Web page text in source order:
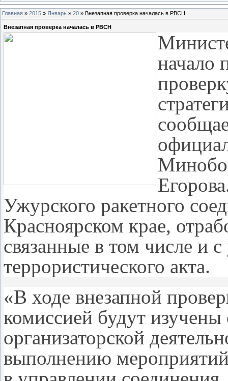
Главная » 2015 » Январь » 20 » Внезапная проверка началась в РВСН
Внезапная проверка началась в РВСН
начало
Ужурского ракетного
Красноярском крае,
связанные в том числе и
террористического акта.
«В ходе внезапной
комиссией будут изучены
организаторской
выполнению